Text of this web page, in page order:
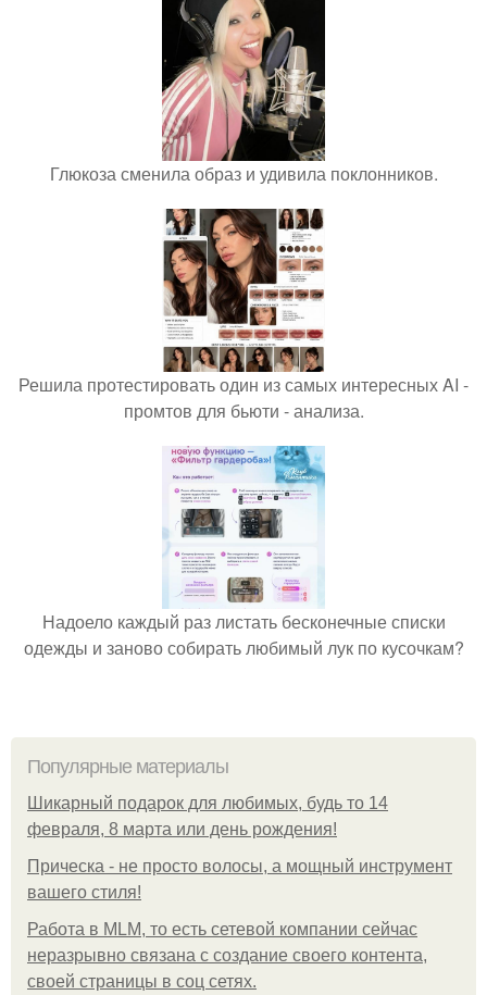
Глюкоза сменила образ и удивила поклонников.
Решила протестировать один из самых интересных AI -
промтов для бьюти - анализа.
Надоело каждый раз листать бесконечные списки
одежды и заново собирать любимый лук по кусочкам?
Популярные материалы
Шикарный подарок для любимых, будь то 14
февраля, 8 марта или день рождения!
Прическа - не просто волосы, а мощный инструмент
вашего стиля!
Работа в MLM, то есть сетевой компании сейчас
неразрывно связана с создание своего контента,
своей страницы в соц сетях.